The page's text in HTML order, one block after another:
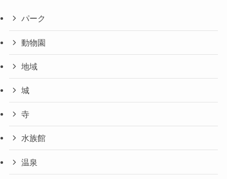
パーク
動物園
地域
城
寺
水族館
温泉